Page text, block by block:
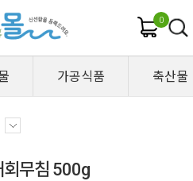
0
가공식품 축산물
회무침 500g